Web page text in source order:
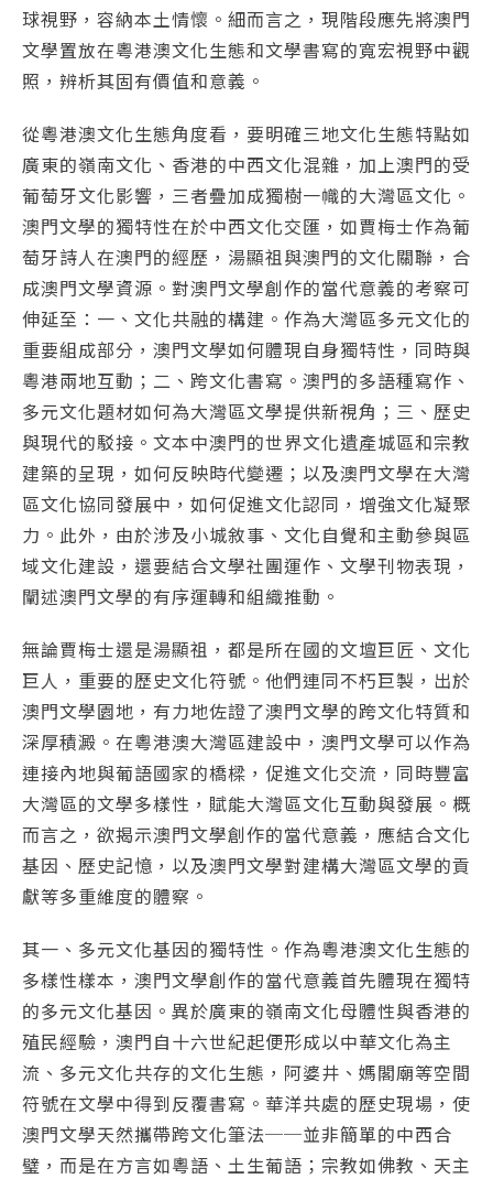
球視野，容納本土情懷。細而言之，現階段應先將澳門
文學置放在粵港澳文化生態和文學書寫的寬宏視野中觀
照，辨析其固有價值和意義。
從粵港澳文化生態角度看，要明確三地文化生態特點如
廣東的嶺南文化、香港的中西文化混雜，加上澳門的受
葡萄牙文化影響，三者疊加成獨樹一幟的大灣區文化。
澳門文學的獨特性在於中西文化交匯，如賈梅士作為葡
萄牙詩人在澳門的經歷，湯顯祖與澳門的文化關聯，合
成澳門文學資源。對澳門文學創作的當代意義的考察可
伸延至：一、文化共融的構建。作為大灣區多元文化的
重要組成部分，澳門文學如何體現自身獨特性，同時與
粵港兩地互動；二、跨文化書寫。澳門的多語種寫作、
多元文化題材如何為大灣區文學提供新視角；三、歷史
與現代的駁接。文本中澳門的世界文化遺產城區和宗教
建築的呈現，如何反映時代變遷；以及澳門文學在大灣
區文化協同發展中，如何促進文化認同，增強文化凝聚
力。此外，由於涉及小城敘事、文化自覺和主動參與區
域文化建設，還要結合文學社團運作、文學刊物表現，
闡述澳門文學的有序運轉和組織推動。
無論賈梅士還是湯顯祖，都是所在國的文壇巨匠、文化
巨人，重要的歷史文化符號。他們連同不朽巨製，出於
澳門文學園地，有力地佐證了澳門文學的跨文化特質和
深厚積澱。在粵港澳大灣區建設中，澳門文學可以作為
連接內地與葡語國家的橋樑，促進文化交流，同時豐富
大灣區的文學多樣性，賦能大灣區文化互動與發展。概
而言之，欲揭示澳門文學創作的當代意義，應結合文化
基因、歷史記憶，以及澳門文學對建構大灣區文學的貢
獻等多重維度的體察。
其一、多元文化基因的獨特性。作為粵港澳文化生態的
多樣性樣本，澳門文學創作的當代意義首先體現在獨特
的多元文化基因。異於廣東的嶺南文化母體性與香港的
殖民經驗，澳門自十六世紀起便形成以中華文化為主
流、多元文化共存的文化生態，阿婆井、媽閣廟等空間
符號在文學中得到反覆書寫。華洋共處的歷史現場，使
澳門文學天然攜帶跨文化筆法──並非簡單的中西合
璧，而是在方言如粵語、土生葡語；宗教如佛教、天主